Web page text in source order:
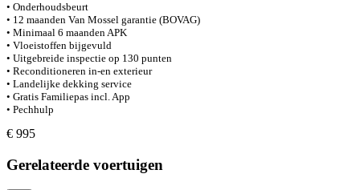
• Onderhoudsbeurt
• 12 maanden Van Mossel garantie (BOVAG)
• Minimaal 6 maanden APK
• Vloeistoffen bijgevuld
• Uitgebreide inspectie op 130 punten
• Reconditioneren in-en exterieur
• Landelijke dekking service
• Gratis Familiepas incl. App
• Pechhulp
€ 995
Gerelateerde voertuigen